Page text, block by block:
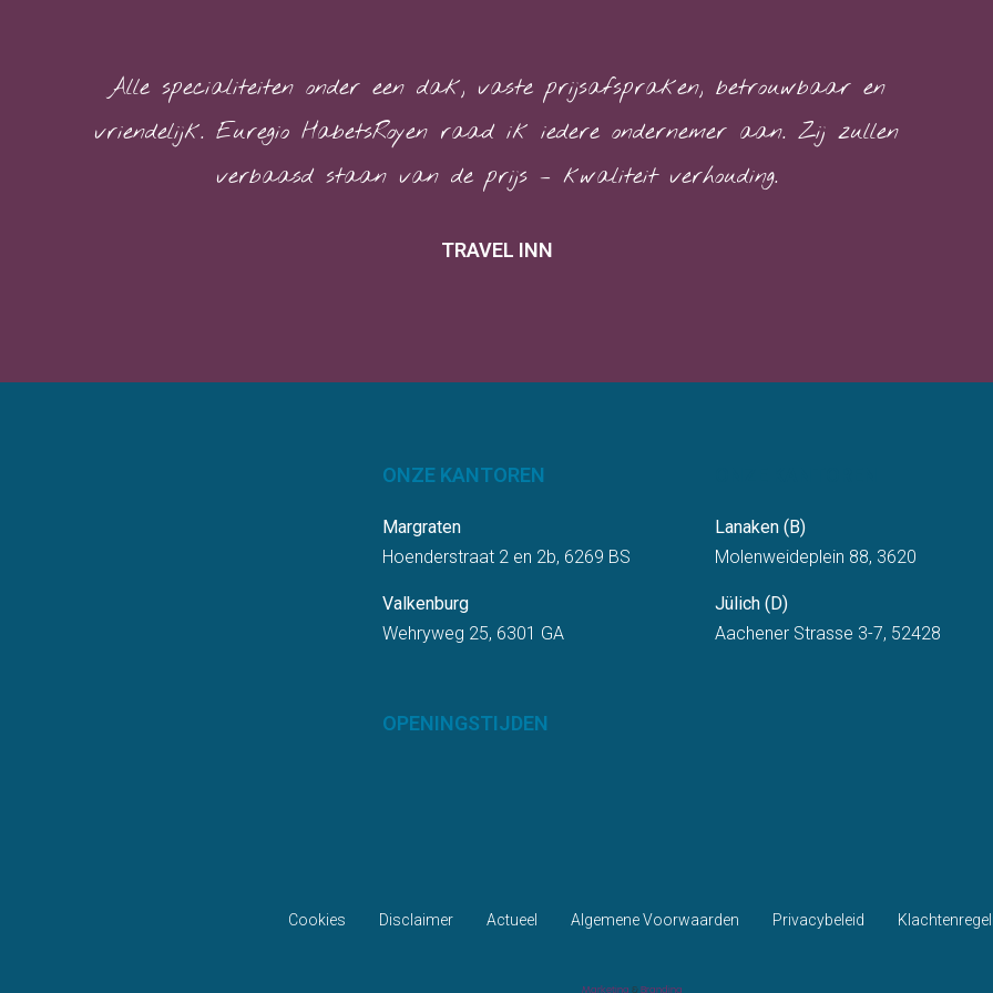
Alle specialiteiten onder een dak, vaste prijsafspraken, betrouwbaar en
vriendelijk. Euregio HabetsRoyen raad ik iedere ondernemer aan. Zij zullen
verbaasd staan van de prijs – kwaliteit verhouding.
TRAVEL INN
ONZE KANTOREN
Margraten
Hoenderstraat 2 en 2b, 6269 BS
Valkenburg
Wehryweg 25, 6301 GA
Lanaken (B)
Molenweideplein 88, 3620
Jülich (D)
Aachener Strasse 3-7, 52428
OPENINGSTIJDEN
Cookies Disclaimer Actueel Algemene Voorwaarden Privacybeleid
Marketing & Branding